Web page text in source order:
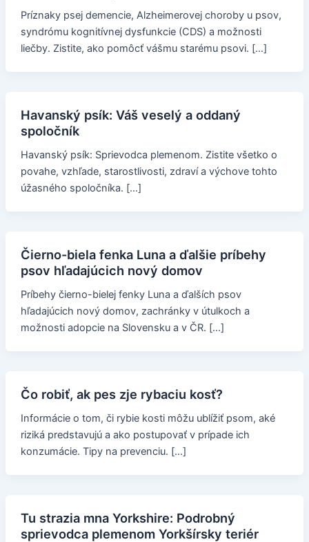
Príznaky psej demencie, Alzheimerovej choroby u psov,
syndrómu kognitívnej dysfunkcie (CDS) a možnosti
liečby. Zistite, ako pomôcť vášmu starému psovi. […]
Havanský psík: Váš veselý a oddaný
spoločník
Havanský psík: Sprievodca plemenom. Zistite všetko o
povahe, vzhľade, starostlivosti, zdraví a výchove tohto
úžasného spoločníka. […]
Čierno-biela fenka Luna a ďalšie príbehy
psov hľadajúcich nový domov
Príbehy čierno-bielej fenky Luna a ďalších psov
hľadajúcich nový domov, zachránky v útulkoch a
možnosti adopcie na Slovensku a v ČR. […]
Čo robiť, ak pes zje rybaciu kosť?
Informácie o tom, či rybie kosti môžu ublížiť psom, aké
riziká predstavujú a ako postupovať v prípade ich
konzumácie. Tipy na prevenciu. […]
Tu strazia mna Yorkshire: Podrobný
sprievodca plemenom Yorkšírsky teriér